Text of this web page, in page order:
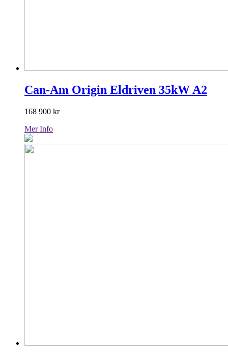
Can-Am Origin Eldriven 35kW A2
168 900 kr
Mer Info